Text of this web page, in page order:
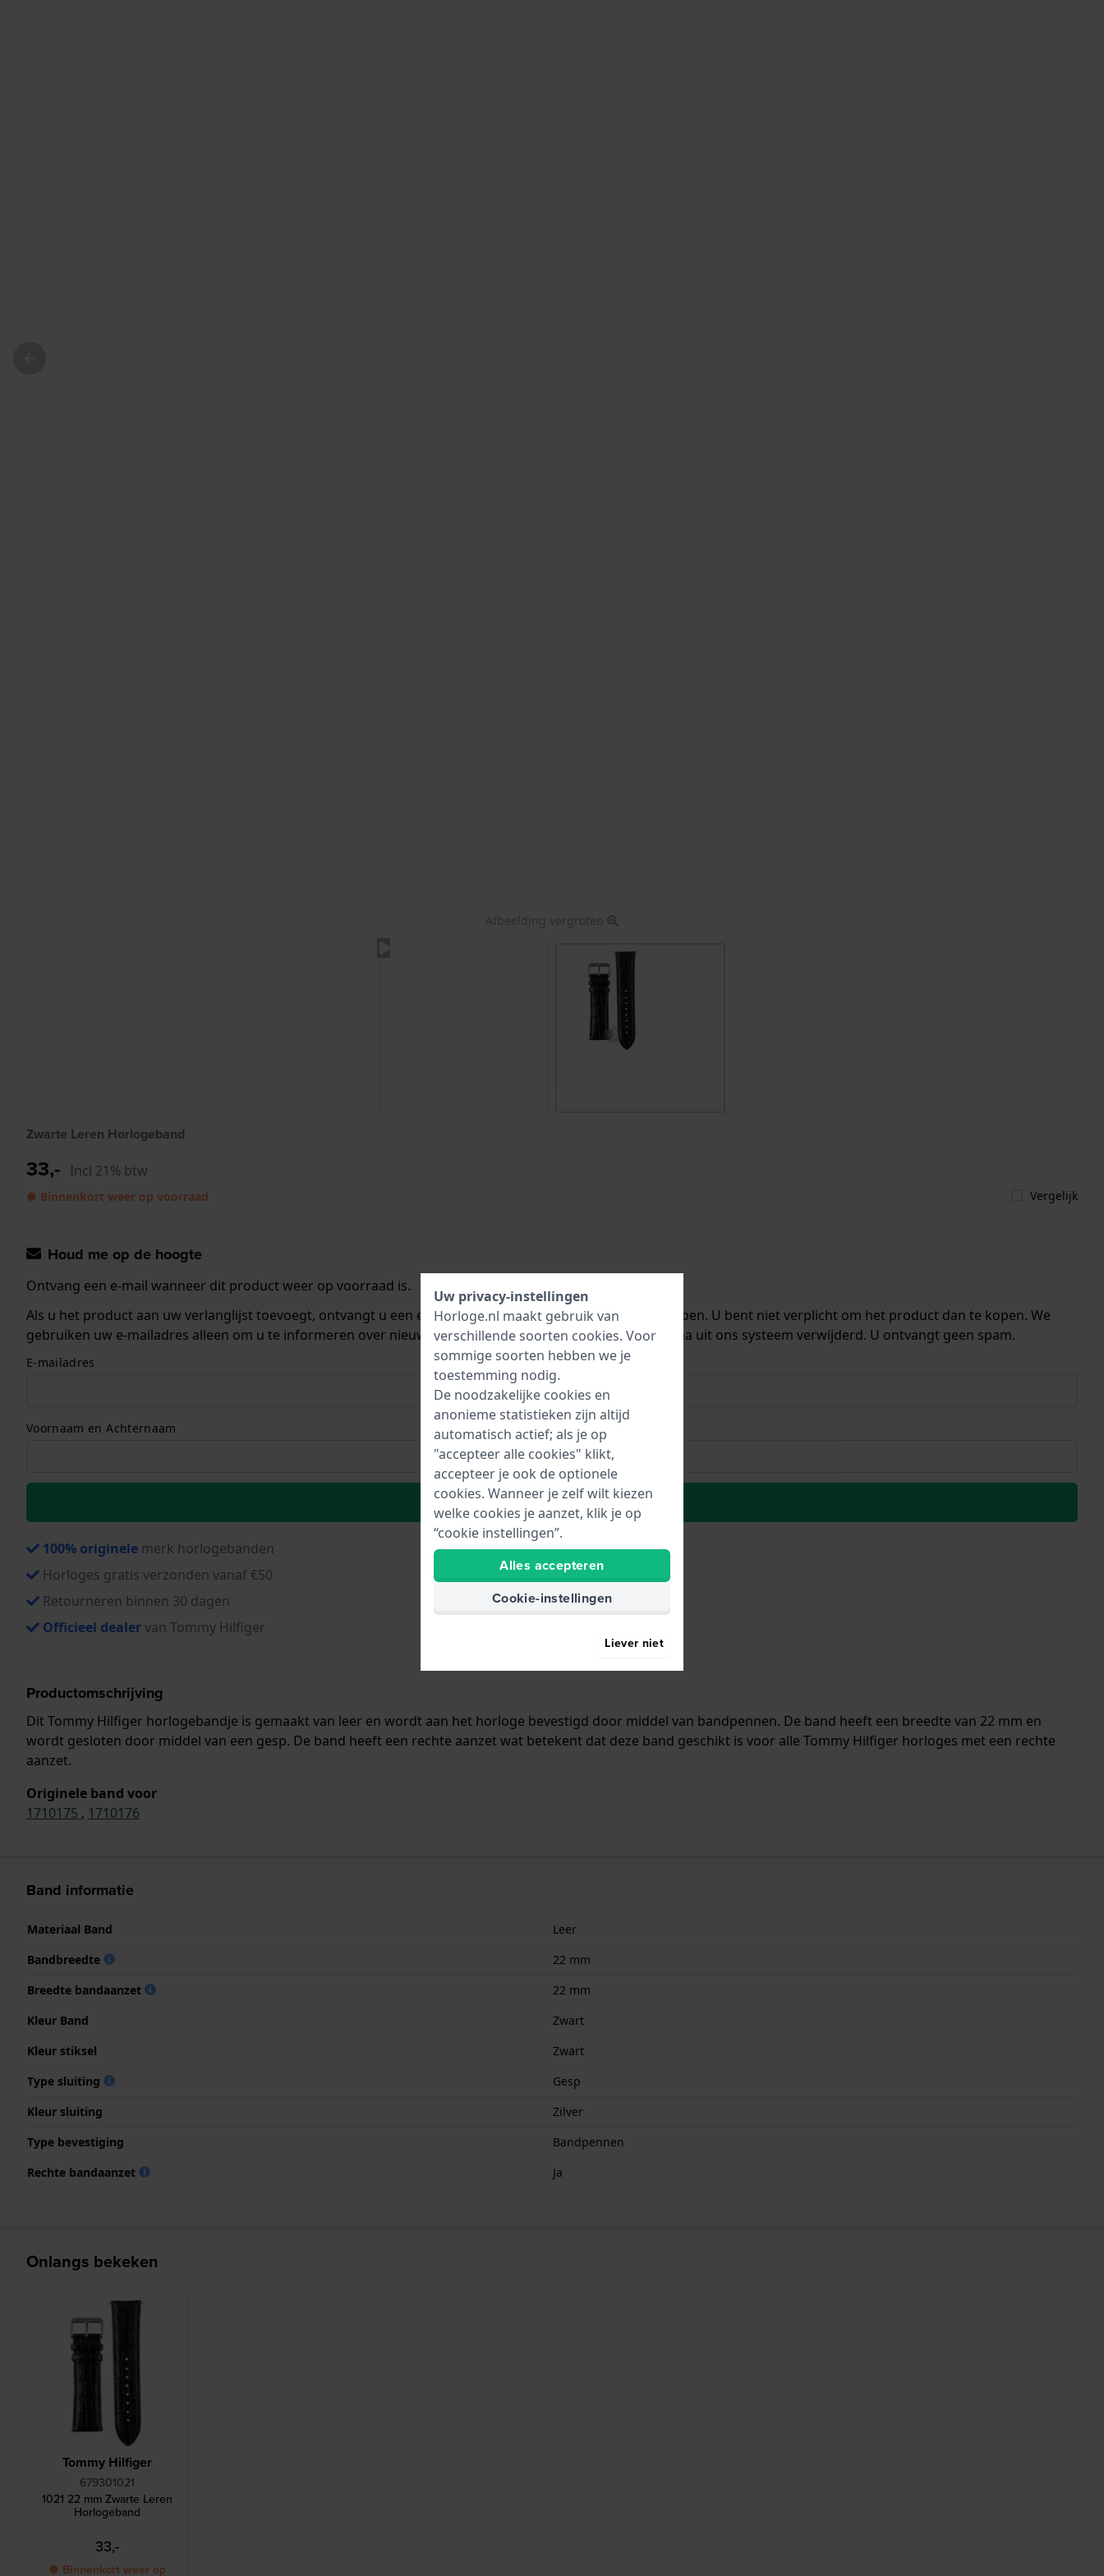
Afbeelding vergroten
Zwarte Leren Horlogeband
33,- Incl 21% btw
● Binnenkort weer op voorraad Vergelijk
Houd me op de hoogte
Ontvang een e-mail wanneer dit product weer op voorraad is.
Als u het product aan uw verlanglijst toevoegt, ontvangt u een e-mail zodra we het weer op voorraad hebben. U bent niet verplicht om het product dan te kopen. We
gebruiken uw e-mailadres alleen om u te informeren over nieuwe voorraad. Het wordt onmiddellijk daarna uit ons systeem verwijderd. U ontvangt geen spam.
E-mailadres
Voornaam en Achternaam
Plaats in wenslijst
100% originele merk horlogebanden
Horloges gratis verzonden vanaf €50
Retourneren binnen 30 dagen
Officieel dealervan Tommy Hilfiger
Productomschrijving
Dit Tommy Hilfiger horlogebandje is gemaakt van leer en wordt aan het horloge bevestigd door middel van bandpennen. De band heeft een breedte van 22 mm en
wordt gesloten door middel van een gesp. De band heeft een rechte aanzet wat betekent dat deze band geschikt is voor alle Tommy Hilfiger horloges met een rechte
aanzet.
Originele band voor
1710175 , 1710176
Band informatie
Materiaal Band
Leer
Bandbreedte
22 mm
Breedte bandaanzet
22 mm
Kleur Band
Zwart
Kleur stiksel
Zwart
Type sluiting
Gesp
Kleur sluiting
Zilver
Type bevestiging
Bandpennen
Rechte bandaanzet
Ja
Onlangs bekeken
Tommy Hilfiger
679301021
1021 22 mm Zwarte Leren
Horlogeband
33,-
● Binnenkort weer op
Uw privacy-instellingen
Horloge.nl maakt gebruik van
verschillende soorten cookies. Voor
sommige soorten hebben we je
toestemming nodig.
De noodzakelijke cookies en
anonieme statistieken zijn altijd
automatisch actief; als je op
"accepteer alle cookies" klikt,
accepteer je ook de optionele
cookies. Wanneer je zelf wilt kiezen
welke cookies je aanzet, klik je op
“cookie instellingen”.
Alles accepteren
Cookie-instellingen
Liever niet